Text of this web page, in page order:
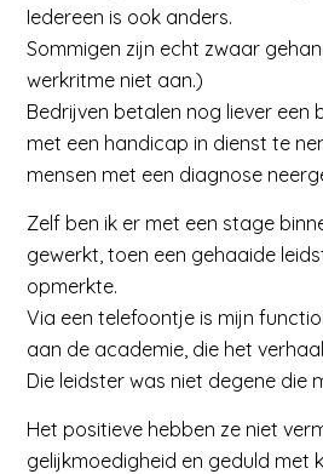
Iedereen is ook anders.
Sommigen zijn echt zwaar
werkritme niet aan.)
Bedrijven betalen nog liever een
met een handicap in dienst te
mensen met een diagnose
Zelf ben ik er met een stage
gewerkt, toen een gehaaide
opmerkte.
Via een telefoontje is mijn
aan de academie, die het
Die leidster was niet degene die
Het positieve hebben ze niet
gelijkmoedigheid en geduld met